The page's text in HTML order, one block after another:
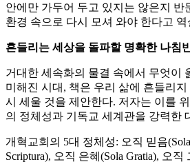
안에만 가두어 두고 있지는 않은지 반
환경 속으로 다시 모셔 와야 한다고 역
흔들리는 세상을 돌파할 명확한 나침
거대한 세속화의 물결 속에서 무엇이
미해진 시대, 책은 우리 삶에 흔들리
시 세울 것을 제안한다. 저자는 이를
의 정체성과 기독교 세계관을 강력한
개혁교회의 5대 정체성: 오직 믿음
Scriptura), 오직 은혜(Sola Gratia), 오직